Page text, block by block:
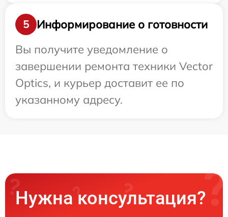
5
Информирование о готовности
Вы получите уведомление о
завершении ремонта техники Vector
Optics, и курьер доставит ее по
указанному адресу.
Нужна консультация?